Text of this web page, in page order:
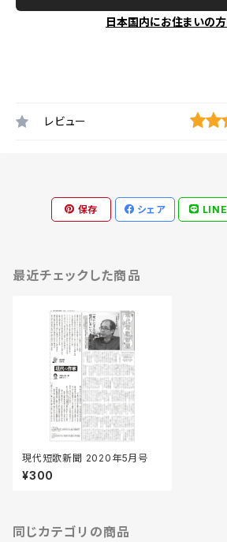
日本国内にお住まいの
レビュー
保存 シェア LINE
最近チェックした商品
現代短歌新聞 2020年5月号
¥300
同じカテゴリの商品